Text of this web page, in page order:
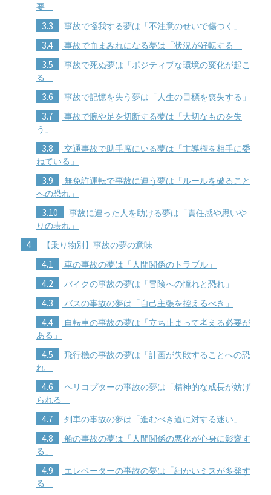
要」
3.3 事故で怪我する夢は「不注意のせいで傷つく」
3.4 事故で血まみれになる夢は「状況が好転する」
3.5
事故で死ぬ夢は「ポジティブな環境の変化が起こ
る」
3.6 事故で記憶を失う夢は「人生の目標を喪失する」
3.7
事故で腕や足を切断する夢は「大切なものを失
う」
3.8
交通事故で助手席にいる夢は「主導権を相手に委
ねている」
3.9
無免許運転で事故に遭う夢は「ルールを破ること
への恐れ」
3.10
事故に遭った人を助ける夢は「責任感や思いや
りの表れ」
4 【乗り物別】事故の夢の意味
4.1 車の事故の夢は「人間関係のトラブル」
4.2 バイクの事故の夢は「冒険への憧れと恐れ」
4.3 バスの事故の夢は「自己主張を控えるべき」
4.4
自転車の事故の夢は「立ち止まって考える必要が
ある」
4.5
飛行機の事故の夢は「計画が失敗することへの恐
れ」
4.6
ヘリコプターの事故の夢は「精神的な成長が妨げ
られる」
4.7 列車の事故の夢は「進むべき道に対する迷い」
4.8
船の事故の夢は「人間関係の悪化が心身に影響す
る」
4.9
エレベーターの事故の夢は「細かいミスが多発す
る」